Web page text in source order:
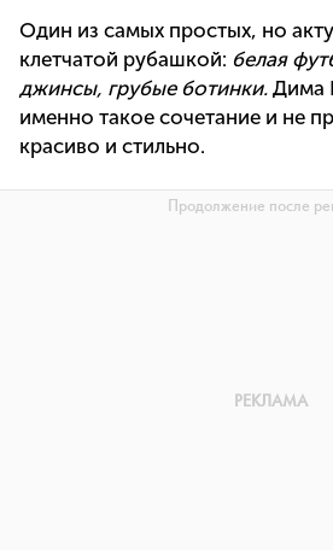
Один из самых простых, но
клетчатой рубашкой: белая
джинсы, грубые ботинки. Дима
именно такое сочетание и не
красиво и стильно.